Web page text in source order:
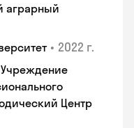
аграрный
• 2022 г.
Учреждение
Центр